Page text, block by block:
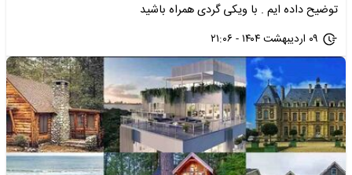
توضیح داده ایم . با ویکی گردی همراه باشید
۰۹ اردیبهشت ۱۴۰۴ - ۲۱:۰۶